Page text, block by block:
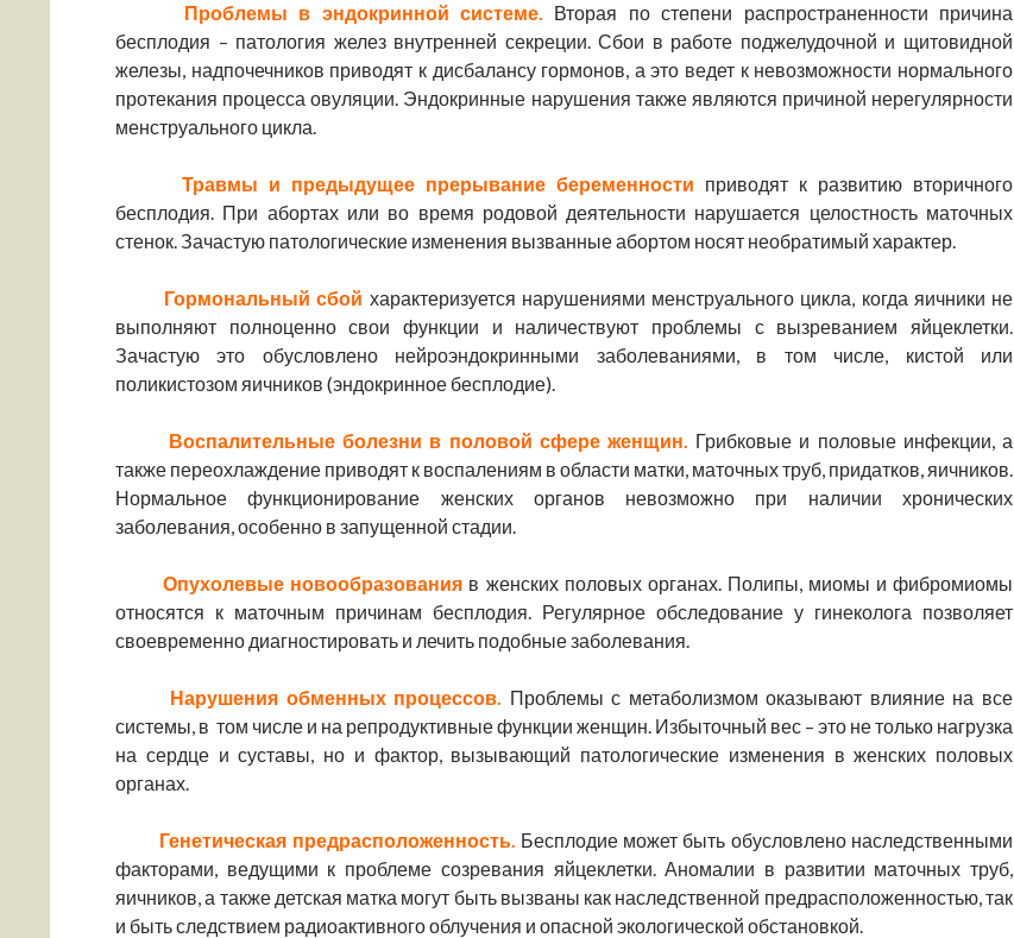
Проблемы в эндокринной системе. Вторая по степени распространенности причина
бесплодия – патология желез внутренней секреции. Сбои в работе поджелудочной и щитовидной
железы, надпочечников приводят к дисбалансу гормонов, а это ведет к невозможности нормального
протекания процесса овуляции. Эндокринные нарушения также являются причиной нерегулярности
менструального цикла.
Травмы и предыдущее прерывание беременности приводят к развитию вторичного
бесплодия. При абортах или во время родовой деятельности нарушается целостность маточных
стенок. Зачастую патологические изменения вызванные абортом носят необратимый характер.
Гормональный сбой характеризуется нарушениями менструального цикла, когда яичники не
выполняют полноценно свои функции и наличествуют проблемы с вызреванием яйцеклетки.
Зачастую это обусловлено нейроэндокринными заболеваниями, в том числе, кистой или
поликистозом яичников (эндокринное бесплодие).
Воспалительные болезни в половой сфере женщин. Грибковые и половые инфекции, а
также переохлаждение приводят к воспалениям в области матки, маточных труб, придатков, яичников.
Нормальное функционирование женских органов невозможно при наличии хронических
заболевания, особенно в запущенной стадии.
Опухолевые новообразования в женских половых органах. Полипы, миомы и фибромиомы
относятся к маточным причинам бесплодия. Регулярное обследование у гинеколога позволяет
своевременно диагностировать и лечить подобные заболевания.
Нарушения обменных процессов. Проблемы с метаболизмом оказывают влияние на все
системы, в том числе и на репродуктивные функции женщин. Избыточный вес – это не только нагрузка
на сердце и суставы, но и фактор, вызывающий патологические изменения в женских половых
органах.
Генетическая предрасположенность. Бесплодие может быть обусловлено наследственными
факторами, ведущими к проблеме созревания яйцеклетки. Аномалии в развитии маточных труб,
яичников, а также детская матка могут быть вызваны как наследственной предрасположенностью, так
и быть следствием радиоактивного облучения и опасной экологической обстановкой.